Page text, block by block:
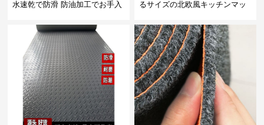
水速乾で防滑 防油加工でお手入
るサイズの北欧風キッチンマッ